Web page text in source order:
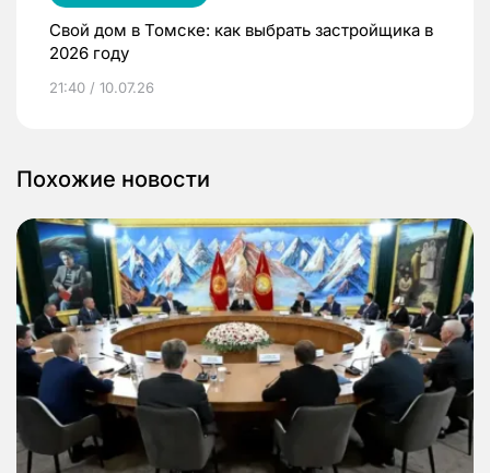
Свой дом в Томске: как выбрать застройщика в
2026 году
21:40 / 10.07.26
Похожие новости